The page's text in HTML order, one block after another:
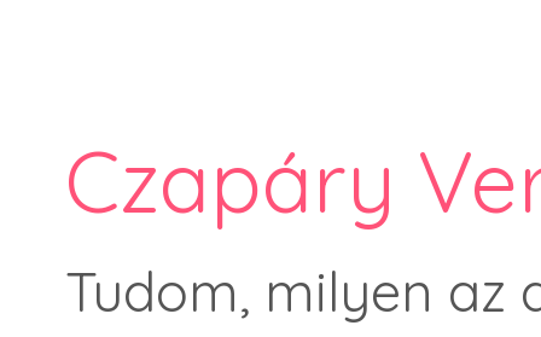
Czapáry
Tudom, milyen az